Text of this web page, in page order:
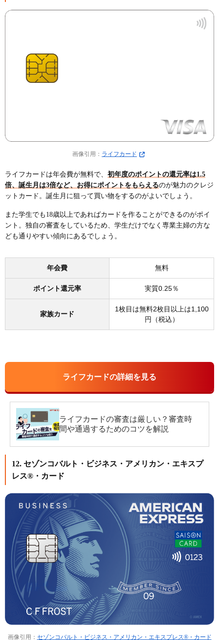
画像引用： ライフカード
ライフカードは年会費が無料で、 初年度のポイントの還元率は1.5
倍、誕生月は3倍など、お得にポイントをもらえるのが魅力のクレジ
ットカード。誕生月に狙って買い物をするのがよいでしょう。
また学生でも18歳以上であればカードを作ることができるのがポイ
ント。独自の審査をしているため、学生だけでなく専業主婦の方な
ども通りやすい傾向にあるでしょう。
年会費 無料
ポイント還元率 実質0.25％
家族カード
1枚目は無料2枚目以上は1,100
円（税込）
ライフカードの詳細を見る
ライフカードの審査は厳しい？審査時
間や通過するためのコツを解説
12. セゾンコバルト・ビジネス・アメリカン・エキスプ
レス®・カード
画像引用： セゾンコバルト・ビジネス・アメリカン・エキスプレス®・カード